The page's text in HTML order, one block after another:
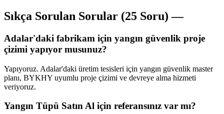
Sıkça Sorulan Sorular (25 Soru) —
Adalar'daki fabrikam için yangın güvenlik proje
çizimi yapıyor musunuz?
Yapıyoruz. Adalar'daki üretim tesisleri için yangın güvenlik master
planı, BYKHY uyumlu proje çizimi ve devreye alma hizmeti
veriyoruz.
Yangın Tüpü Satın Al için referansınız var mı?